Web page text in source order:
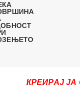
КРЕИРАЈ